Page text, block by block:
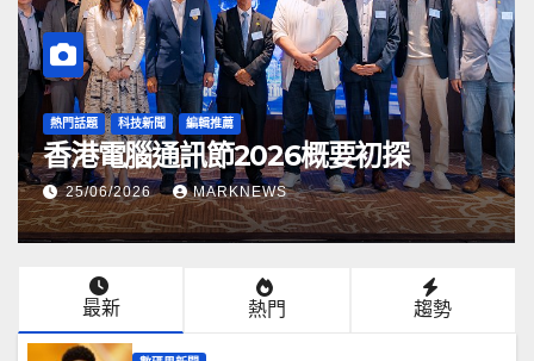
系列重新回歸
喇叭耳機收音咪及組合 編輯推薦
DJI Mic Mini 2S
你無線麥克風
07/07/2026
最新 熱門 趨勢